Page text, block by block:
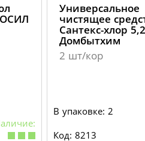
Универсальное
чистящее
Сантекс-хлор
Домбытхим
2 шт/кор
В упаковке: 2
Код: 8213